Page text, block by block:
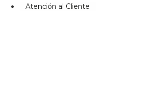
Atención al Cliente